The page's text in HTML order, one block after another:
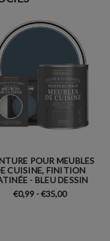
POUR MEUBLES
CUISINE, FINITION
- BLEU DESSIN
€0,99 - €35,00